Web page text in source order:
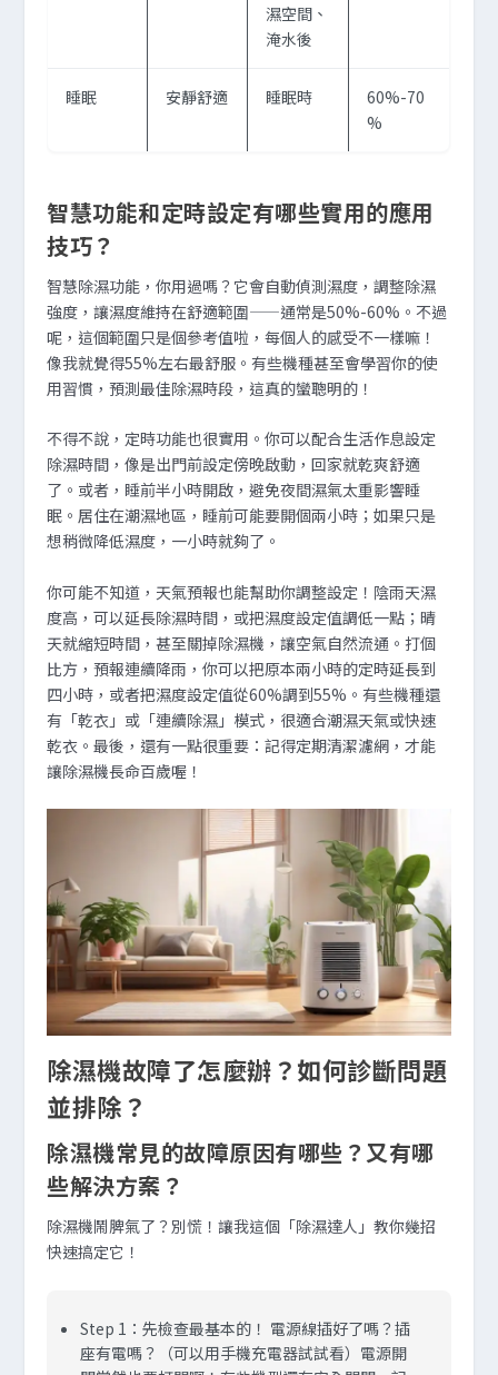
濕空間、
淹水後
睡眠 安靜舒適 睡眠時
60%-70
%
智慧功能和定時設定有哪些實用的應用
技巧？
智慧除濕功能，你用過嗎？它會自動偵測濕度，調整除濕
強度，讓濕度維持在舒適範圍——通常是50%-60%。不過
呢，這個範圍只是個參考值啦，每個人的感受不一樣嘛！
像我就覺得55%左右最舒服。有些機種甚至會學習你的使
用習慣，預測最佳除濕時段，這真的蠻聰明的！
不得不說，定時功能也很實用。你可以配合生活作息設定
除濕時間，像是出門前設定傍晚啟動，回家就乾爽舒適
了。或者，睡前半小時開啟，避免夜間濕氣太重影響睡
眠。居住在潮濕地區，睡前可能要開個兩小時；如果只是
想稍微降低濕度，一小時就夠了。
你可能不知道，天氣預報也能幫助你調整設定！陰雨天濕
度高，可以延長除濕時間，或把濕度設定值調低一點；晴
天就縮短時間，甚至關掉除濕機，讓空氣自然流通。打個
比方，預報連續降雨，你可以把原本兩小時的定時延長到
四小時，或者把濕度設定值從60%調到55%。有些機種還
有「乾衣」或「連續除濕」模式，很適合潮濕天氣或快速
乾衣。最後，還有一點很重要：記得定期清潔濾網，才能
讓除濕機長命百歲喔！
除濕機故障了怎麼辦？如何診斷問題
並排除？
除濕機常見的故障原因有哪些？又有哪
些解決方案？
除濕機鬧脾氣了？別慌！讓我這個「除濕達人」教你幾招
快速搞定它！
Step 1：先檢查最基本的！ 電源線插好了嗎？插
座有電嗎？（可以用手機充電器試試看）電源開